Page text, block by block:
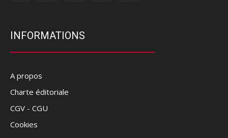
INFORMATIONS
A propos
Charte éditoriale
CGV - CGU
Cookies